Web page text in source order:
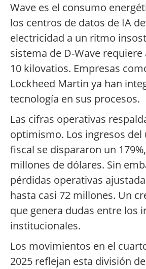
Wave es el consumo
los centros de datos de IA
electricidad a un ritmo
sistema de D-Wave requiere
10 kilovatios. Empresas
Lockheed Martin ya han
tecnología en sus procesos.
Las cifras operativas
optimismo. Los ingresos
fiscal se dispararon un
millones de dólares. Sin
pérdidas operativas
hasta casi 72 millones. Un
que genera dudas entre los
institucionales.
Los movimientos en el
2025 reflejan esta división